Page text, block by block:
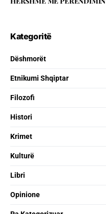
Kategoritë
Dëshmorët
Etnikumi Shqiptar
Filozofi
Histori
Krimet
Kulturë
Libri
Opinione